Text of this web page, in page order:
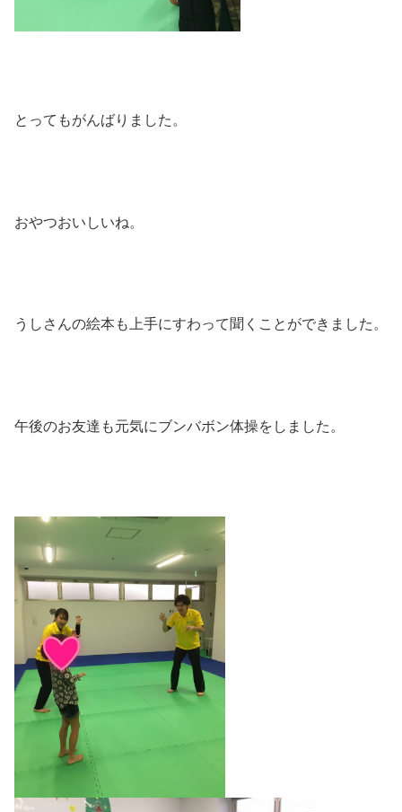
とってもがんばりました。
おやつおいしいね。
うしさんの絵本も上手にすわって聞くことができました。
午後のお友達も元気にブンバボン体操をしました。